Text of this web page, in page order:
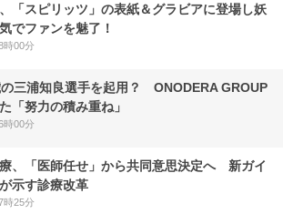
「スピリッツ」の表紙＆グラビアに登場し妖
でファンを魅了！
時00分
三浦知良選手を起用？ ONODERA GROUP
「努力の積み重ね」
時00分
、「医師任せ」から共同意思決定へ 新ガイ
示す診療改革
時25分